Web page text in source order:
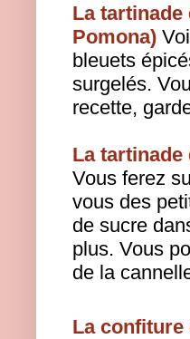
La tartinade
Pomona)
bleuets
surgelés.
recette,
La tartinade
Vous ferez
vous des
de sucre
plus. Vous
de la
La confiture